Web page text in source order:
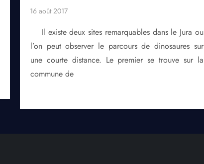
Il existe deux sites remarquables dans le Jura ou
l’on peut observer le parcours de dinosaures sur
une courte distance. Le premier se trouve sur la
commune de